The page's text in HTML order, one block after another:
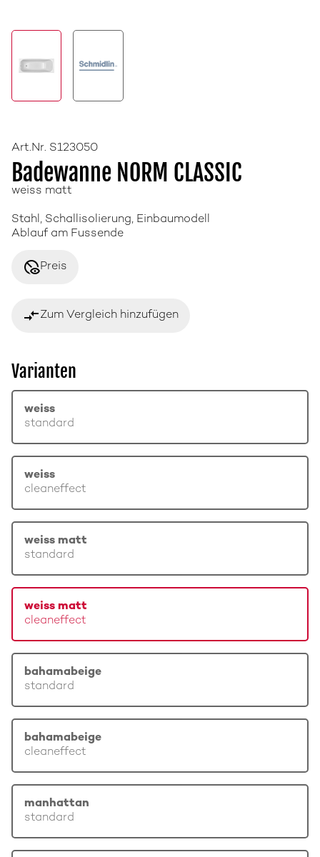
Art.Nr. S123050
Badewanne NORM CLASSIC
weiss matt
Stahl, Schallisolierung, Einbaumodell
Ablauf am Fussende
disabled_visiblePreis
compare_arrowsZum Vergleich hinzufügen
Varianten
weiss
standard
weiss
cleaneffect
weiss matt
standard
weiss matt
cleaneffect
bahamabeige
standard
bahamabeige
cleaneffect
manhattan
standard